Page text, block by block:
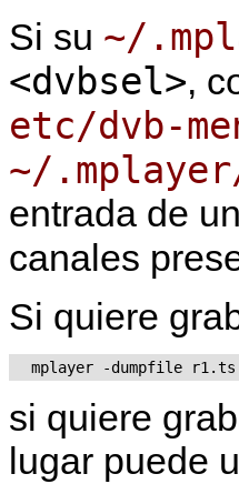
Si su ~/
<dvbsel>,
etc/dvb-
~/
entrada de
canales
Si quiere
si quiere
lugar puede